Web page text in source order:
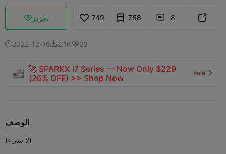
تعزيز 749 768  8 
2022-12-162.1K23
🚀 SPARKX i7 Series — Now Only $229
(26% OFF) >> Shop Now
sale 
الوصف
(لا شيء)